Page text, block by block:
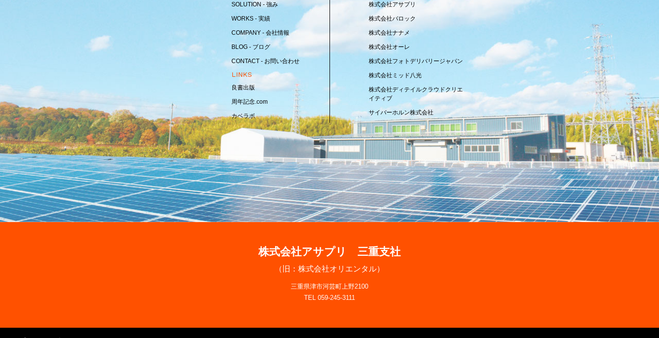
SOLUTION - 強み
WORKS - 実績
COMPANY - 会社情報
BLOG - ブログ
CONTACT - お問い合わせ
LINKS
良書出版
周年記念.com
カベラボ
株式会社アサプリ
株式会社バロック
株式会社ナナメ
株式会社オーレ
株式会社フォトデリバリージャパン
株式会社ミッド八光
株式会社ディテイルクラウドクリエ
イティブ
サイバーホルン株式会社
株式会社アサプリ 三重支社
（旧：株式会社オリエンタル）
三重県津市河芸町上野2100
TEL 059-245-3111